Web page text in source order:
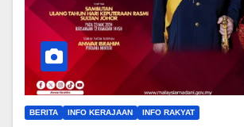
BERITA INFO KERAJAAN INFO RAKYAT